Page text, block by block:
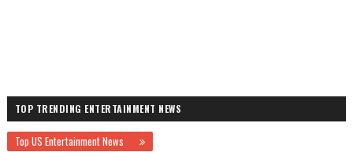
TOP TRENDING ENTERTAINMENT NEWS
Top US Entertainment News